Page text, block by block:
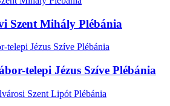
Szent Mihály Plébánia
telepi Jézus Szíve Plébánia